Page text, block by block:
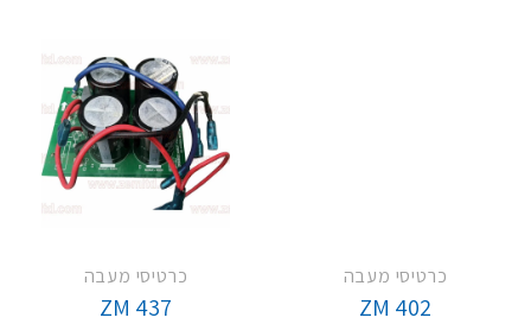
כרטיסי מעבה
ZM 402
כרטיסי מעבה
ZM 437